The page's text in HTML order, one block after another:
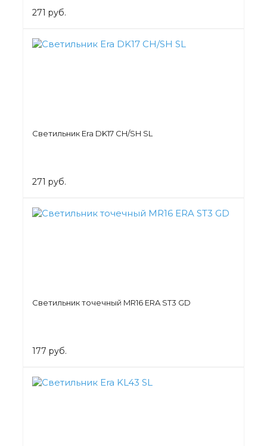
271 руб.
Светильник Era DK17 CH/SH SL
271 руб.
Светильник точечный MR16 ERA ST3 GD
177 руб.